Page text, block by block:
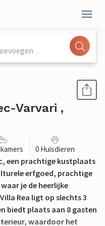
Varvari ,
0 Huisdieren
een prachtige kustplaats
erfgoed, prachtige
je de heerlijke
Rea ligt op slechts 3
biedt plaats aan 8 gasten
waardoor het